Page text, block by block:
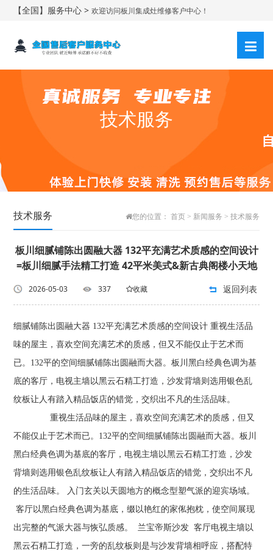
【全国】服务中心 >欢迎访问板川集成灶维修客户中心！
技术服务
技术服务 您的位置： 首页> 新闻服务 > 技术服务
板川细腻铺陈出圆融大器 132平充满艺术质感的空间设计
=板川细腻手法精工打造 42平米美式&新古典阁楼小天地
2026-05-03 337 收藏 返回列表
细腻铺陈出圆融大器 132平充满艺术质感的空间设计 重视生活品
味的屋主，喜欢空间充满艺术的质感，但又不能仅止于艺术而
已。132平的空间细腻铺陈出圆融而大器。板川黑白经典色调为基
底的客厅，电视主墙以黑云石精工打造，沙发背墙则选用银色乱
纹板让人有踏入精品饭店的错觉，交织出不凡的生活品味。
重视生活品味的屋主，喜欢空间充满艺术的质感，但又
不能仅止于艺术而已。132平的空间细腻铺陈出圆融而大器。板川
黑白经典色调为基底的客厅，电视主墙以黑云石精工打造，沙发
背墙则选用银色乱纹板让人有踏入精品饭店的错觉，交织出不凡
的生活品味。 入门玄关以天圆地方的概念型塑气派的迎宾场域。
客厅以黑白经典色调为基底，缀以艳红的家俬抱枕，使空间展现
出完整的气派大器与恢弘质感。 兰宝帝斯沙发 客厅电视主墙以
黑云石精工打造，一旁的乱纹板则是与沙发背墙相呼应，搭配特